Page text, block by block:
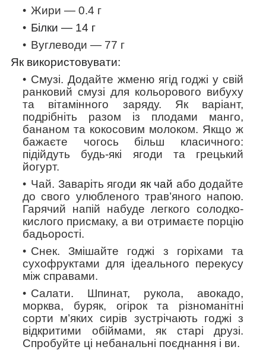
Жири — 0.4 г
Білки — 14 г
Вуглеводи — 77 г
Як використовувати:
Смузі. Додайте жменю ягід годжі у свій
ранковий смузі для кольорового вибуху
та вітамінного заряду. Як варіант,
подрібніть разом із плодами манго,
бананом та кокосовим молоком. Якщо ж
бажаєте чогось більш класичного:
підійдуть будь-які ягоди та грецький
йогурт.
Чай. Заваріть ягоди як чай або додайте
до свого улюбленого трав’яного напою.
Гарячий напій набуде легкого солодко-
кислого присмаку, а ви отримаєте порцію
бадьорості.
Снек. Змішайте годжі з горіхами та
сухофруктами для ідеального перекусу
між справами.
Салати. Шпинат, рукола, авокадо,
морква, буряк, огірок та різноманітні
сорти м’яких сирів зустрічають годжі з
відкритими обіймами, як старі друзі.
Спробуйте ці небанальні поєднання і ви.